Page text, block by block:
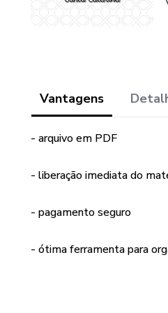
Vantagens
- arquivo em PDF
- liberação imediata do
- pagamento seguro
- ótima ferramenta para